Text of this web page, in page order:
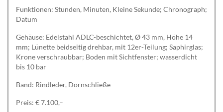
Funktionen: Stunden, Minuten, Kleine Sekunde; Chronograph;
Datum
Gehäuse: Edelstahl ADLC-beschichtet, Ø 43 mm, Höhe 14
mm; Lünette beidseitig drehbar, mit 12er-Teilung; Saphirglas;
Krone verschraubbar; Boden mit Sichtfenster; wasserdicht
bis 10 bar
Band: Rindleder, Dornschließe
Preis: € 7.100,–